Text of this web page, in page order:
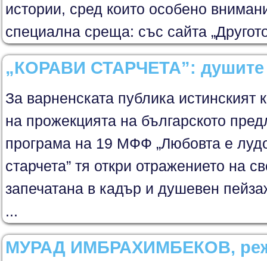
истории, сред които особено
специална среща: със сайта
„КОРАВИ СТАРЧЕТА”: душите
За варненската публика истинският
на прожекцията на българското
програма на 19 МФФ „Любовта е
старчета” тя откри отражението на
запечатана в кадър и душевен
...
МУРАД ИМБРАХИМБЕКОВ,